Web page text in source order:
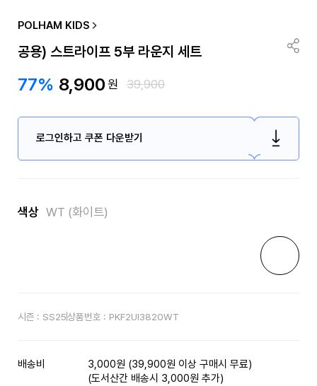
POLHAM KIDS
공용) 스트라이프 5부 라운지 세트
77% 8,900원 39,900
로그인하고 쿠폰 다운받기
색상 WT (화이트)
시즌 : SS25상품번호 : PKF2UI3820WT
배송비
3,000원 (39,900원 이상 구매시 무료)
(도서산간 배송시 3,000원 추가)